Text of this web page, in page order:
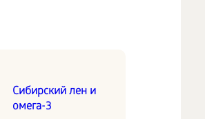
Сибирский лен и
омега-3